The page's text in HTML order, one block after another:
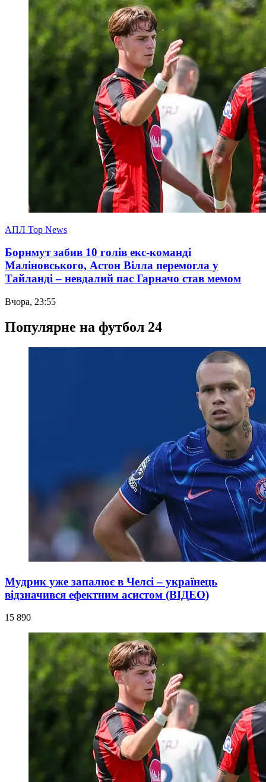
АПЛ Top News
Борнмут забив 10 голів екс-команді
Маліновського, Астон Вілла перемогла у
Тайланді – невдалий пас Гарначо став мемом
Вчора, 23:55
Популярне на футбол 24
Мудрик уже запалює в Челсі – українець
відзначився ефектним асистом (ВІДЕО)
15 890